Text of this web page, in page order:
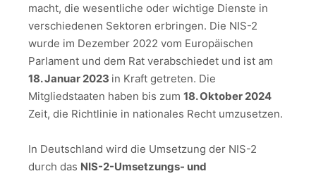
macht, die wesentliche oder wichtige Dienste in
verschiedenen Sektoren erbringen. Die NIS-2
wurde im Dezember 2022 vom Europäischen
Parlament und dem Rat verabschiedet und ist am
18. Januar 2023 in Kraft getreten. Die
Mitgliedstaaten haben bis zum 18. Oktober 2024
Zeit, die Richtlinie in nationales Recht umzusetzen.
In Deutschland wird die Umsetzung der NIS-2
durch das NIS-2-Umsetzungs- und